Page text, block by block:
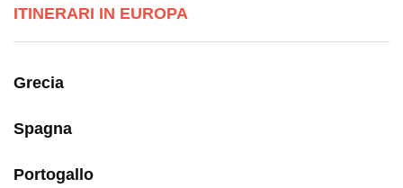
ITINERARI IN EUROPA
Grecia
Spagna
Portogallo